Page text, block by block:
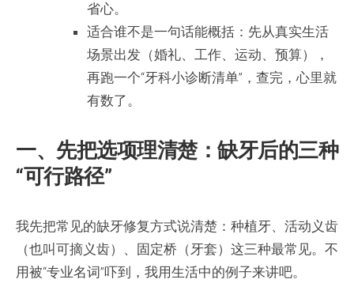
省心。
适合谁不是一句话能概括：先从真实生活
场景出发（婚礼、工作、运动、预算），
再跑一个“牙科小诊断清单”，查完，心里就
有数了。
一、先把选项理清楚：缺牙后的三种
“可行路径”
我先把常见的缺牙修复方式说清楚：种植牙、活动义齿
（也叫可摘义齿）、固定桥（牙套）这三种最常见。不
用被“专业名词”吓到，我用生活中的例子来讲吧。